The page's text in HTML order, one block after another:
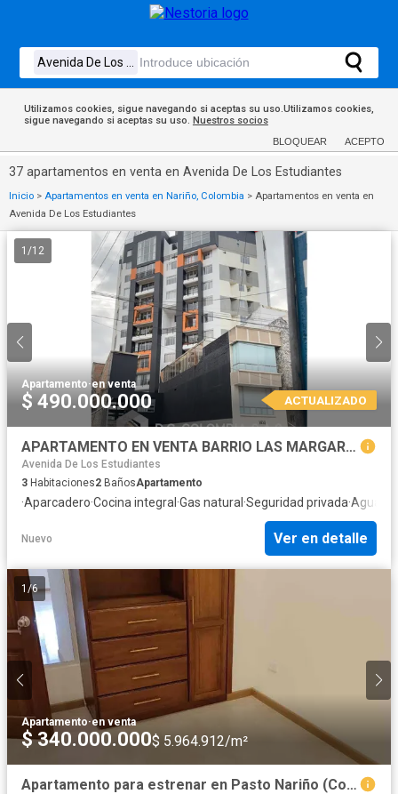
Utilizamos cookies, sigue navegando si aceptas su uso.Utilizamos cookies,
sigue navegando si aceptas su uso. Nuestros socios
BLOQUEAR ACEPTO
37 apartamentos en venta en Avenida De Los Estudiantes
Inicio > Apartamentos en venta en Nariño, Colombia > Apartamentos en venta en
Avenida De Los Estudiantes
1 /12
Apartamento·en venta
$ 490.000.000 ACTUALIZADO
APARTAMENTO EN VENTA BARRIO LAS MARGARITAS - PASTO - NARIÑO
Avenida De Los Estudiantes
3 Habitaciones2 BañosApartamento
·Aparcadero·Cocina integral ·Gas natural ·Seguridad privada·Agua
Nuevo Ver en detalle
1 /6
Apartamento·en venta
$ 340.000.000$ 5.964.912/m²
Apartamento para estrenar en Pasto Nariño (Colina)